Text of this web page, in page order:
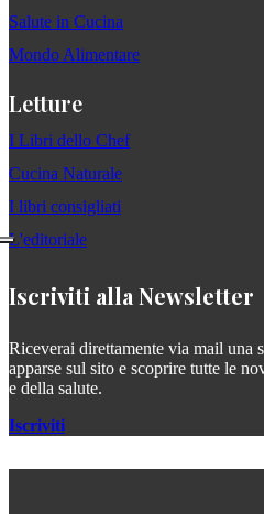
Salute in Cucina
Mondo Alimentare
Letture
I Libri dello Chef
Cucina Naturale
I libri consigliati
L'editoriale
Iscriviti alla Newsletter
Riceverai direttamente via mail una
apparse sul sito e scoprire tutte le
e della salute.
Iscriviti